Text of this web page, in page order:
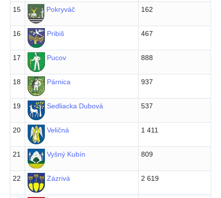
15 Pokryváč 162
16 Pribiš 467
17 Pucov 888
18 Párnica 937
19 Sedliacka Dubová 537
20 Veličná 1 411
21 Vyšný Kubín 809
22 Zázrivá 2 619